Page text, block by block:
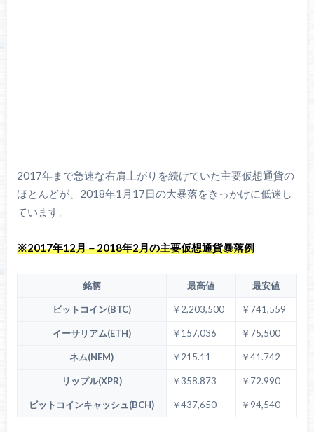
2017年まで急速な右肩上がりを続けていた主要仮想通貨の
ほとんどが、2018年1月17日の大暴落をきっかけに低迷し
ています。
※2017年12月－2018年2月の主要仮想通貨暴落例
銘柄 最高値 最安値
ビットコイン(BTC) ￥2,203,500 ￥741,559
イーサリアム(ETH) ￥157,036 ￥75,500
ネム(NEM) ￥215.11 ￥41.742
リップル(XPR) ￥358.873 ￥72.990
ビットコインキャッシュ(BCH) ￥437,650 ￥94,540